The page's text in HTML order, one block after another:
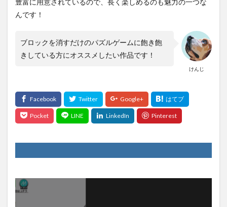
んです！
けんじ
ブロックを消すだけのパズルゲームに飽き飽
きしている方にオススメしたい作品です！